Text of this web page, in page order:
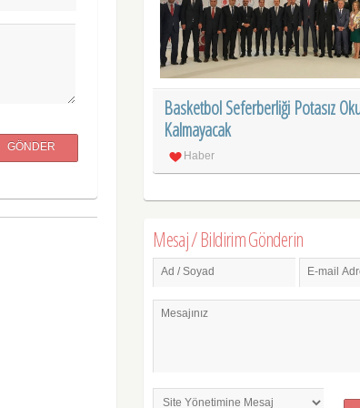
GÖNDER
Basketbol Seferberliği Potasız
Kalmayacak
Haber
Mesaj / Bildirim Gönderin
Ad / Soyad E-mail
Mesajınız